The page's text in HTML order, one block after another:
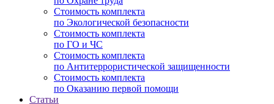
Стоимость комплекта
по Экологической безопасности
Стоимость комплекта
по ГО и ЧС
Стоимость комплекта
по Антитеррористической защищенности
Стоимость комплекта
по Оказанию первой помощи
Статьи